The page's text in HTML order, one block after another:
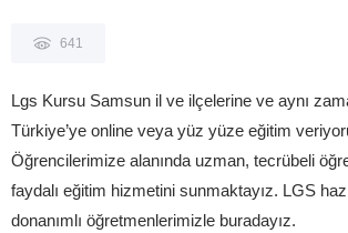
641
Lgs Kursu Samsun il ve ilçelerine ve aynı
Türkiye’ye online veya yüz yüze eğitim
Öğrencilerimize alanında uzman, tecrübeli
faydalı eğitim hizmetini sunmaktayız. LGS
donanımlı öğretmenlerimizle buradayız.